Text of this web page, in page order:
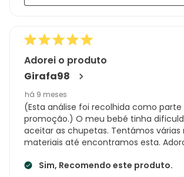
Adorei o produto
Girafa98
há 9 meses
(Esta análise foi recolhida como
promoção.) O meu bebé tinha
aceitar as chupetas. Tentámos várias
materiais até encontramos esta.
Sim, Recomendo este produto.